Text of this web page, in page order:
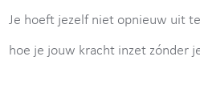
Je hoeft jezelf niet opnieuw uit
hoe je jouw kracht inzet zónder